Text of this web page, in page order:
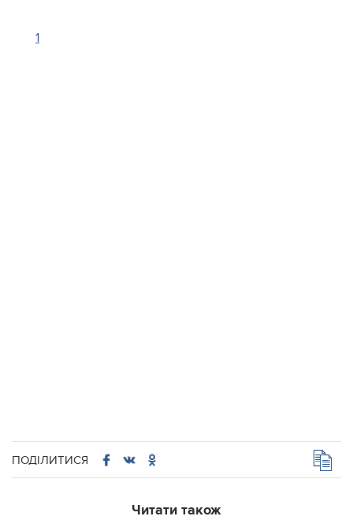
1
ПОДІЛИТИСЯ
Читати також